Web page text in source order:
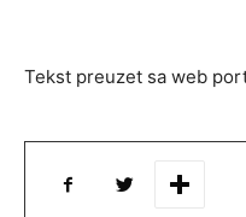
Tekst preuzet sa web